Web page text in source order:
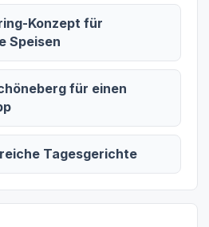
Konzept für
Speisen
für einen
Tagesgerichte